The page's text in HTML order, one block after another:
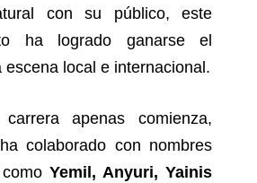
con su público, este
ha logrado ganarse el
escena local e internacional.
apenas comienza,
colaborado con nombres
Yemil, Anyuri, Yainis